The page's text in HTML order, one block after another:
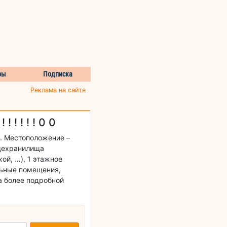
Подписка
Реклама на сайте
! ! ! ! ! 0 0
Местоположение –
…), 1 этажное
помещения,
более подробной